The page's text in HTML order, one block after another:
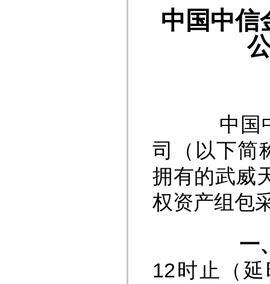
中国中信
中国中信
司（以下简
拥有的武威
权资产组包
一、
12时止（